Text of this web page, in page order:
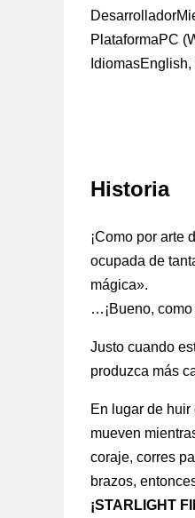
Desarrollador
PlataformaPC
Idiomas
Historia
¡Como por arte
ocupada de
mágica».
…¡Bueno,
Justo cuando
produzca más
En lugar de
mueven
coraje, corres
brazos,
¡STARLIGHT